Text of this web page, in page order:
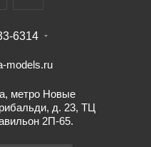
6314
models.ru
метро Новые
д. 23, ТЦ
2П-65.